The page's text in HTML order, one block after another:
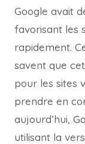
Google avait
favorisant les
rapidement.
savent que
pour les sites
prendre en
aujourd’hui,
utilisant la